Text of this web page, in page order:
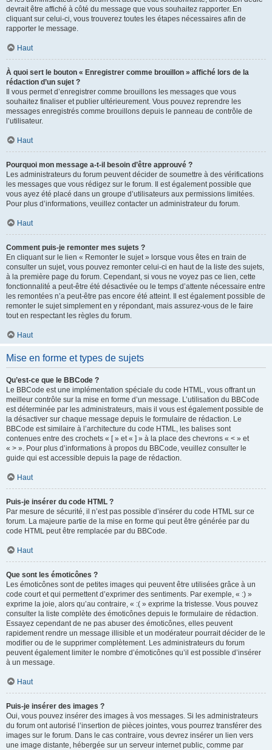
devrait être affiché à côté du message que vous souhaitez rapporter. En
cliquant sur celui-ci, vous trouverez toutes les étapes nécessaires afin de
rapporter le message.
Haut
À quoi sert le bouton « Enregistrer comme brouillon » affiché lors de la
rédaction d’un sujet ?
Il vous permet d’enregistrer comme brouillons les messages que vous
souhaitez finaliser et publier ultérieurement. Vous pouvez reprendre les
messages enregistrés comme brouillons depuis le panneau de contrôle de
l’utilisateur.
Haut
Pourquoi mon message a-t-il besoin d’être approuvé ?
Les administrateurs du forum peuvent décider de soumettre à des vérifications
les messages que vous rédigez sur le forum. Il est également possible que
vous ayez été placé dans un groupe d’utilisateurs aux permissions limitées.
Pour plus d’informations, veuillez contacter un administrateur du forum.
Haut
Comment puis-je remonter mes sujets ?
En cliquant sur le lien « Remonter le sujet » lorsque vous êtes en train de
consulter un sujet, vous pouvez remonter celui-ci en haut de la liste des sujets,
à la première page du forum. Cependant, si vous ne voyez pas ce lien, cette
fonctionnalité a peut-être été désactivée ou le temps d’attente nécessaire entre
les remontées n’a peut-être pas encore été atteint. Il est également possible de
remonter le sujet simplement en y répondant, mais assurez-vous de le faire
tout en respectant les règles du forum.
Haut
Mise en forme et types de sujets
Qu’est-ce que le BBCode ?
Le BBCode est une implémentation spéciale du code HTML, vous offrant un
meilleur contrôle sur la mise en forme d’un message. L’utilisation du BBCode
est déterminée par les administrateurs, mais il vous est également possible de
la désactiver sur chaque message depuis le formulaire de rédaction. Le
BBCode est similaire à l’architecture du code HTML, les balises sont
contenues entre des crochets « [ » et « ] » à la place des chevrons « < » et
« > ». Pour plus d’informations à propos du BBCode, veuillez consulter le
guide qui est accessible depuis la page de rédaction.
Haut
Puis-je insérer du code HTML ?
Par mesure de sécurité, il n’est pas possible d’insérer du code HTML sur ce
forum. La majeure partie de la mise en forme qui peut être générée par du
code HTML peut être remplacée par du BBCode.
Haut
Que sont les émoticônes ?
Les émoticônes sont de petites images qui peuvent être utilisées grâce à un
code court et qui permettent d’exprimer des sentiments. Par exemple, « :) »
exprime la joie, alors qu’au contraire, « :( » exprime la tristesse. Vous pouvez
consulter la liste complète des émoticônes depuis le formulaire de rédaction.
Essayez cependant de ne pas abuser des émoticônes, elles peuvent
rapidement rendre un message illisible et un modérateur pourrait décider de le
modifier ou de le supprimer complètement. Les administrateurs du forum
peuvent également limiter le nombre d’émoticônes qu’il est possible d’insérer
à un message.
Haut
Puis-je insérer des images ?
Oui, vous pouvez insérer des images à vos messages. Si les administrateurs
du forum ont autorisé l’insertion de pièces jointes, vous pourrez transférer des
images sur le forum. Dans le cas contraire, vous devrez insérer un lien vers
une image distante, hébergée sur un serveur internet public, comme par